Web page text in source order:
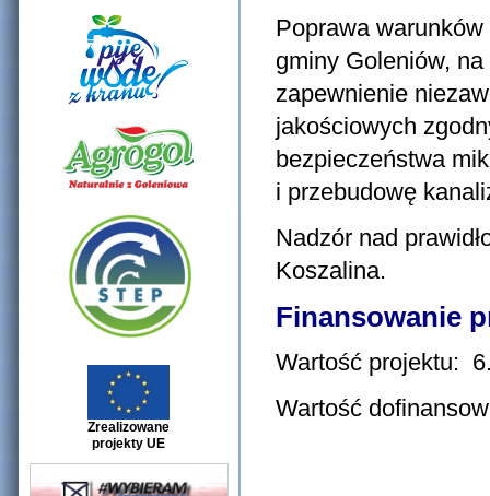
Zrealizowane
projekty UE
Poprawa
gminy Goleniów,
zapewnienie
jakościowych
bezpieczeństwa
i przebudowę
Nadzór nad
Koszalina.
Finansowanie
Wartość projektu:
Wartość